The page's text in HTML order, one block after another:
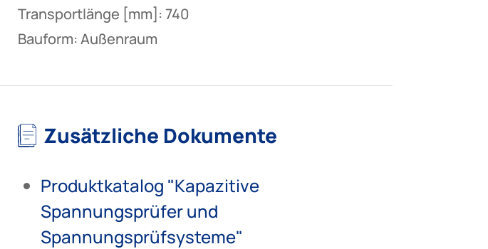
Transportlänge [mm]: 740
Bauform: Außenraum
Zusätzliche Dokumente
Produktkatalog "Kapazitive
Spannungsprüfer und
Spannungsprüfsysteme"